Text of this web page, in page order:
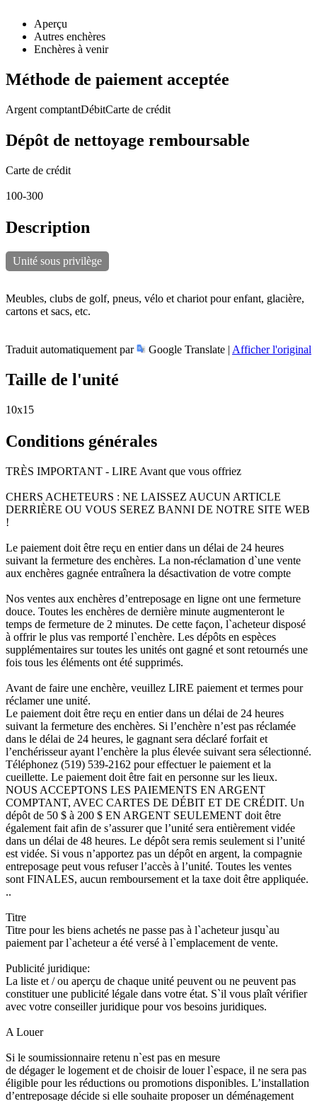
Aperçu
Autres enchères
Enchères à venir
Méthode de paiement acceptée
Argent comptantDébitCarte de crédit
Dépôt de nettoyage remboursable
Carte de crédit
100-300
Description
Unité sous privilège
Meubles, clubs de golf, pneus, vélo et chariot pour enfant, glacière,
cartons et sacs, etc.
Traduit automatiquement par Google Translate | Afficher l'original
Taille de l'unité
10x15
Conditions générales
TRÈS IMPORTANT - LIRE Avant que vous offriez
CHERS ACHETEURS : NE LAISSEZ AUCUN ARTICLE
DERRIÈRE OU VOUS SEREZ BANNI DE NOTRE SITE WEB
!
Le paiement doit être reçu en entier dans un délai de 24 heures
suivant la fermeture des enchères. La non-réclamation d`une vente
aux enchères gagnée entraînera la désactivation de votre compte
Nos ventes aux enchères d’entreposage en ligne ont une fermeture
douce. Toutes les enchères de dernière minute augmenteront le
temps de fermeture de 2 minutes. De cette façon, l`acheteur disposé
à offrir le plus vas remporté l`enchère. Les dépôts en espèces
supplémentaires sur toutes les unités ont gagné et sont retournés une
fois tous les éléments ont été supprimés.
Avant de faire une enchère, veuillez LIRE paiement et termes pour
réclamer une unité.
Le paiement doit être reçu en entier dans un délai de 24 heures
suivant la fermeture des enchères. Si l’enchère n’est pas réclamée
dans le délai de 24 heures, le gagnant sera déclaré forfait et
l’enchérisseur ayant l’enchère la plus élevée suivant sera sélectionné.
Téléphonez (519) 539-2162 pour effectuer le paiement et la
cueillette. Le paiement doit être fait en personne sur les lieux.
NOUS ACCEPTONS LES PAIEMENTS EN ARGENT
COMPTANT, AVEC CARTES DE DÉBIT ET DE CRÉDIT. Un
dépôt de 50 $ à 200 $ EN ARGENT SEULEMENT doit être
également fait afin de s’assurer que l’unité sera entièrement vidée
dans un délai de 48 heures. Le dépôt sera remis seulement si l’unité
est vidée. Si vous n’apportez pas un dépôt en argent, la compagnie
entreposage peut vous refuser l’accès à l’unité. Toutes les ventes
sont FINALES, aucun remboursement et la taxe doit être appliquée.
..
Titre
Titre pour les biens achetés ne passe pas à l`acheteur jusqu`au
paiement par l`acheteur a été versé à l`emplacement de vente.
Publicité juridique:
La liste et / ou aperçu de chaque unité peuvent ou ne peuvent pas
constituer une publicité légale dans votre état. S`il vous plaît vérifier
avec votre conseiller juridique pour vos besoins juridiques.
A Louer
Si le soumissionnaire retenu n`est pas en mesure
de dégager le logement et de choisir de louer l`espace, il ne sera pas
éligible pour les réductions ou promotions disponibles. L’installation
d’entreposage décide si elle souhaite proposer un déménagement